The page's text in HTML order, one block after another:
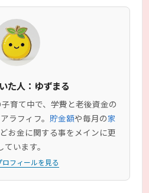
た人：ゆずまる
育て中で、学費と老後資金の
ラフィフ。 貯金額や毎月の家
お金に関する事をメインに更
ています。
フィールを見る